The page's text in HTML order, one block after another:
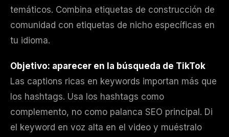
temáticos. Combina etiquetas de construcción de
comunidad con etiquetas de nicho específicas en
tu idioma.
Objetivo: aparecer en la búsqueda de TikTok
Las captions ricas en keywords importan más que
los hashtags. Usa los hashtags como
complemento, no como palanca SEO principal. Di
el keyword en voz alta en el video y muéstralo